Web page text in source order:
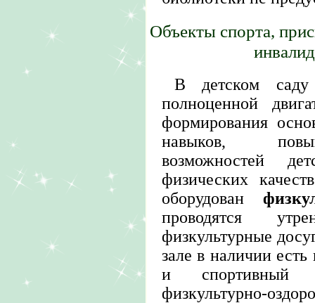
Объекты спорта,
В детском
полноценной
формирования
навыков,
возможностей
физических
оборудован
проводятся
физкультурные
зале в наличии есть
и спортивный
физкультурно-